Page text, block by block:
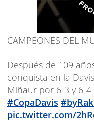
CAMPEONES DEL
Después de 109
conquista en la Davis
Miñaur por 6-3 y 6-
#CopaDavis
pic.twitter.com/